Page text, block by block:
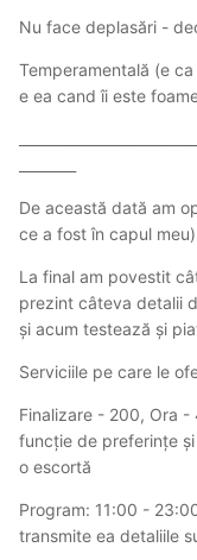
Nu face deplasări -
Temperamentală (e
e ea cand îi este
De această dată am
ce a fost în capul
La final am povestit
prezint câteva detalii
și acum testează și
Serviciile pe care le
Finalizare - 200, Ora
funcție de preferințe
o escortă
Program: 11:00 -
transmite ea detaliile